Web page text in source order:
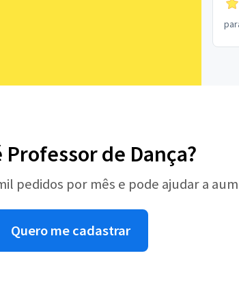
Professor de Dança?
pedidos por mês e pode ajudar a
Quero me cadastrar